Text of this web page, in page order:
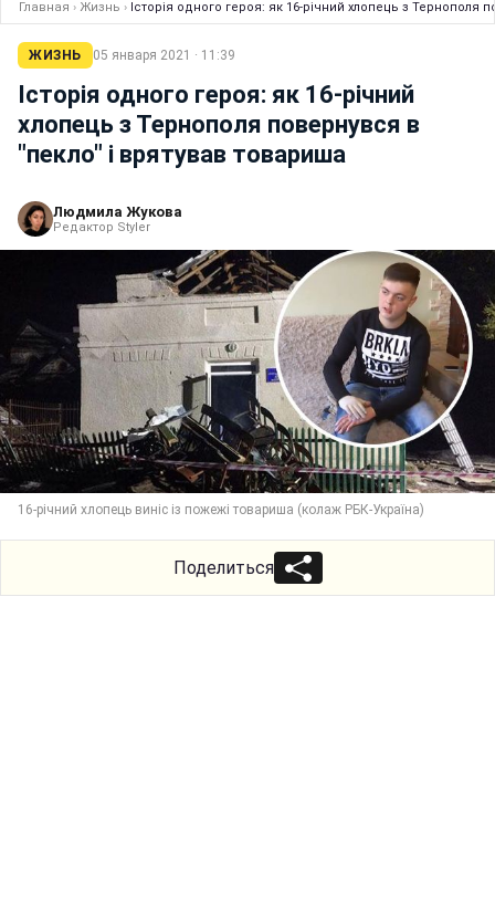
Главная › Жизнь › Історія одного героя: як 16-річний хлопець з Тернополя
ЖИЗНЬ 05 января 2021 · 11:39
Історія одного героя: як 16-річний
хлопець з Тернополя повернувся в
"пекло" і врятував товариша
Людмила Жукова
Редактор Styler
16-річний хлопець виніс із пожежі товариша (колаж РБК-Україна)
Поделиться